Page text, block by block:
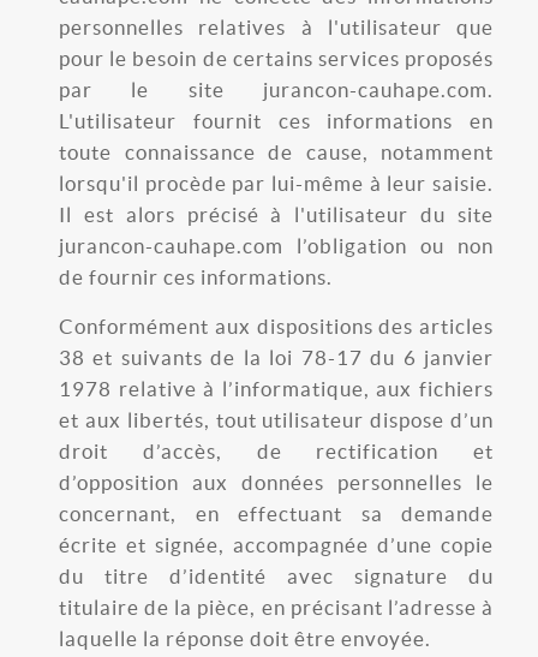
personnelles relatives à l'utilisateur que
pour le besoin de certains services proposés
par le site jurancon-cauhape.com.
L'utilisateur fournit ces informations en
toute connaissance de cause, notamment
lorsqu'il procède par lui-même à leur saisie.
Il est alors précisé à l'utilisateur du site
jurancon-cauhape.com l’obligation ou non
de fournir ces informations.
Conformément aux dispositions des articles
38 et suivants de la loi 78-17 du 6 janvier
1978 relative à l’informatique, aux fichiers
et aux libertés, tout utilisateur dispose d’un
droit d’accès, de rectification et
d’opposition aux données personnelles le
concernant, en effectuant sa demande
écrite et signée, accompagnée d’une copie
du titre d’identité avec signature du
titulaire de la pièce, en précisant l’adresse à
laquelle la réponse doit être envoyée.